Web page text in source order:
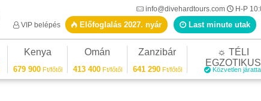
info@divehardtours.com H-P
VIP belépés
Előfoglalás 2027. nyár Last minute utak
Kenya
679 900Ft/főtől
Omán
413 400Ft/főtől
Zanzibár
641 290Ft/főtől
☼ TÉLI
EGZOTIKUS
Közvetlen